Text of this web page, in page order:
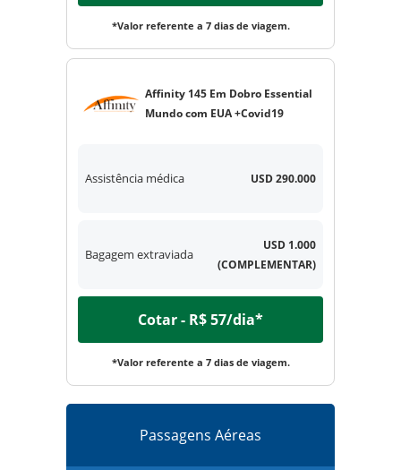
*Valor referente a 7 dias de viagem.
Affinity 145 Em Dobro Essential
Mundo com EUA +Covid19
Assistência médica USD 290.000
Bagagem extraviada
USD 1.000
(COMPLEMENTAR)
Cotar - R$ 57/dia*
*Valor referente a 7 dias de viagem.
Passagens Aéreas